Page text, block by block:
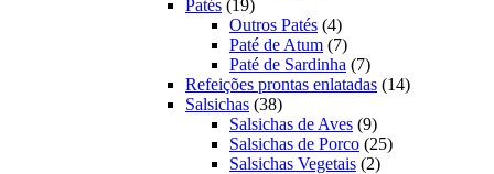
Patés 1919
produtos
Outros Patés 44
produtos
Paté de Atum 77
produtos
Paté de Sardinha 77
produtos
Refeições prontas enlatadas 1414
Salsichas 3838
produtos
Salsichas de Aves 99
produtos
Salsichas de Porco 2525
Salsichas Vegetais 22